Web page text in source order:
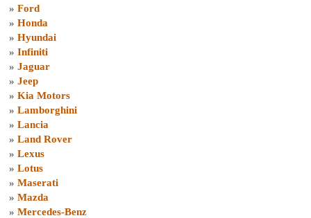
» Ford
» Honda
» Hyundai
» Infiniti
» Jaguar
» Jeep
» Kia Motors
» Lamborghini
» Lancia
» Land Rover
» Lexus
» Lotus
» Maserati
» Mazda
» Mercedes-Benz